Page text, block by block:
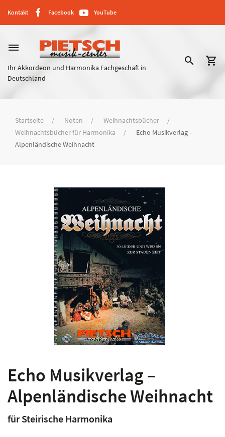
Kontakt Facebook YouTube
dehaze
Ihr Akkordeon und Harmonika Fachgeschäft in
Deutschland
search shopping_cart
Startseite Noten
Weihnachtsbücher
Weihnachtsbücher für Harmonika
Echo Musikverlag –
Alpenländische Weihnacht
Echo Musikverlag –
Alpenländische Weihnacht
für Steirische Harmonika